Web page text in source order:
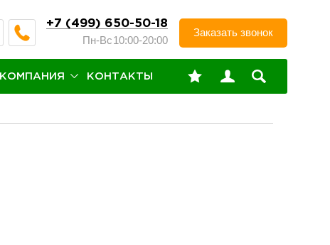
+7 (499) 650-50-18
Пн-Вс10:00-20:00
Заказать звонок
КОМПАНИЯ КОНТАКТЫ